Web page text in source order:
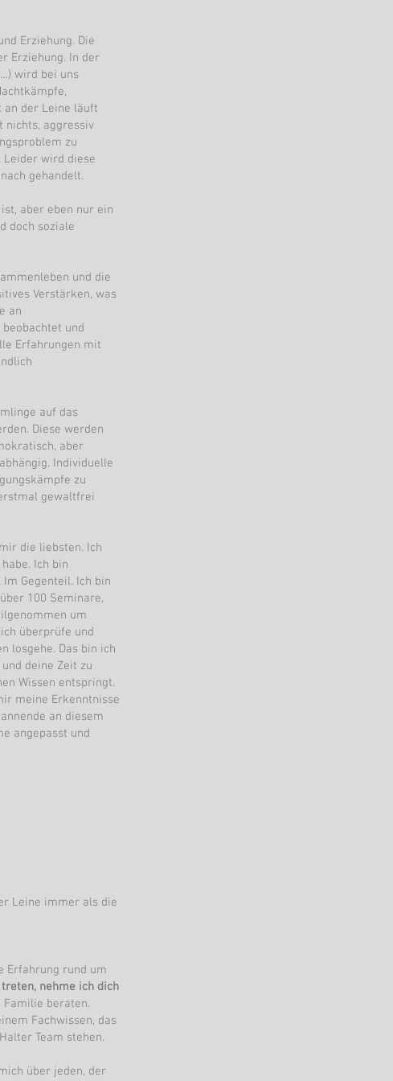
Erziehung. Die
Erziehung. In der
wird bei uns
an der Leine läuft
nichts, aggressiv
zu
Leider wird diese
gehandelt.
aber eben nur ein
doch soziale
und die
Verstärken, was
an
und
Erfahrungen mit
auf das
Diese werden
aber
Individuelle
zu
gewaltfrei
die liebsten. Ich
Ich bin
Gegenteil. Ich bin
100 Seminare,
um
überprüfe und
losgehe. Das bin ich
deine Zeit zu
Wissen entspringt.
meine Erkenntnisse
an diesem
angepasst und
Leine immer als die
Erfahrung rund um
nehme ich dich
Familie beraten.
Fachwissen, das
Team stehen.
über jeden, der